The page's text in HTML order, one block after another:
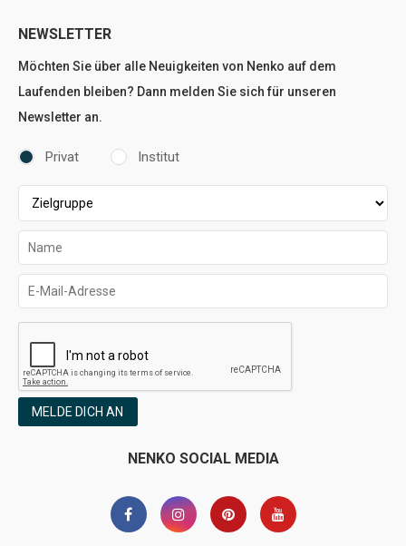
NEWSLETTER
Möchten Sie über alle Neuigkeiten von Nenko auf dem
Laufenden bleiben? Dann melden Sie sich für unseren
Newsletter an.
Privat Institut
MELDE DICH AN
NENKO SOCIAL MEDIA